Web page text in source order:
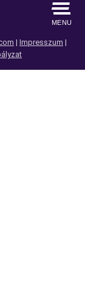
MENU
| Impresszum |